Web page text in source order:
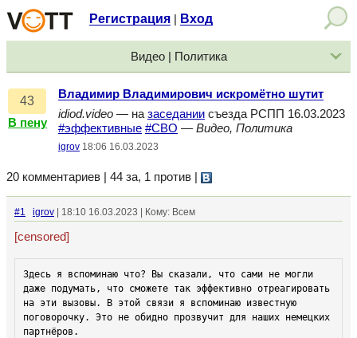
Регистрация Вход
Видео | Политика
43
В пену
Владимир Владимирович искромётно шутит
idiod.video — на заседании съезда РСПП 16.03.2023
#эффективные #СВО — Видео, Политика
igrov 18:06 16.03.2023
20 комментариев | 44 за, 1 против
#1 igrov | 18:10 16.03.2023 | Кому: Всем
[censored]
Здесь я вспоминаю что? Вы сказали, что сами не могли
даже подумать, что сможете так эффективно отреагировать
на эти вызовы. В этой связи я вспоминаю известную
поговорочку. Это не обидно прозвучит для наших немецких
партнёров.